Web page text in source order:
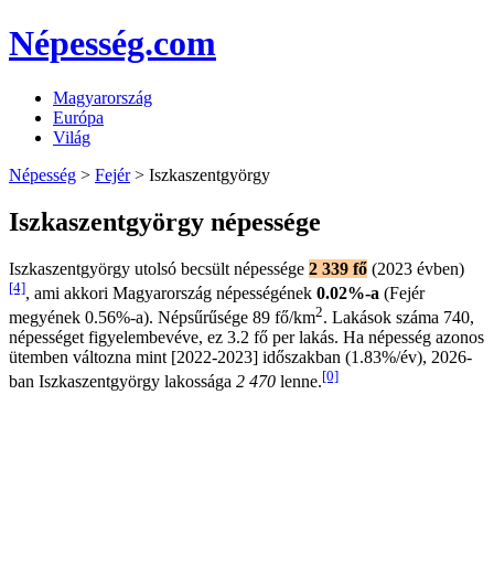
Népesség.com
Magyarország
Európa
Világ
Népesség > Fejér> Iszkaszentgyörgy
Iszkaszentgyörgy népessége
Iszkaszentgyörgy utolsó becsült népessége 2 339 fő (2023 évben)
[4], ami akkori Magyarország népességének 0.02%-a (Fejér
megyének 0.56%-a). Népsűrűsége 89 fő/km2. Lakások száma 740,
népességet figyelembevéve, ez 3.2 fő per lakás. Ha népesség azonos
ütemben változna mint [2022-2023] időszakban (1.83%/év), 2026-
ban Iszkaszentgyörgy lakossága 2 470 lenne.[0]